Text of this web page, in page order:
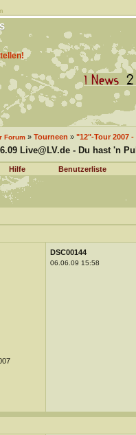
Forum» Tourneen » "12"-Tour 2007 -
Live@LV.de - Du hast 'n
Hilfe Benutzerliste
DSC00144
06.06.09 15:58